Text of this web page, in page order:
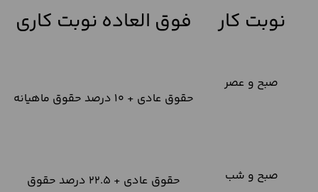
نوبت کار فوق العاده نوبت کاری
صبح و عصر
حقوق عادی + 10 درصد حقوق ماهیانه
صبح و شب
حقوق عادی + 22.5 درصد حقوق